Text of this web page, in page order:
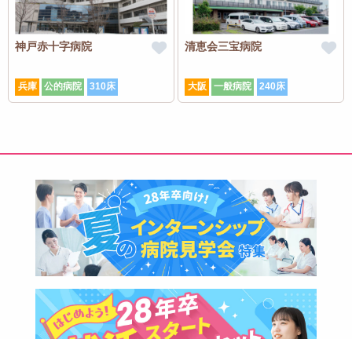
神戸赤十字病院
兵庫 公的病院 310床
清恵会三宝病院
大阪 一般病院 240床